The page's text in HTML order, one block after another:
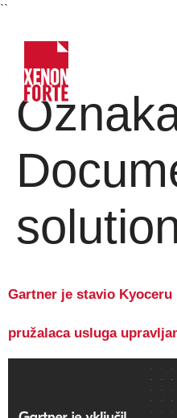
``
Gartner je stavio
pružalaca usluga